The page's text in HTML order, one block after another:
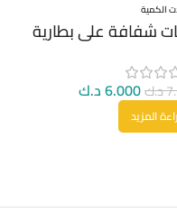
الكمية
شفافة على بطارية
د.ك6.000د.ك
المزيد